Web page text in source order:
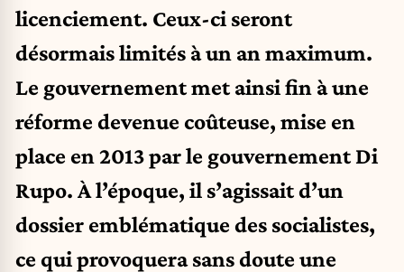
licenciement. Ceux-ci seront
désormais limités à un an maximum.
Le gouvernement met ainsi fin à une
réforme devenue coûteuse, mise en
place en 2013 par le gouvernement Di
Rupo. À l’époque, il s’agissait d’un
dossier emblématique des socialistes,
ce qui provoquera sans doute une